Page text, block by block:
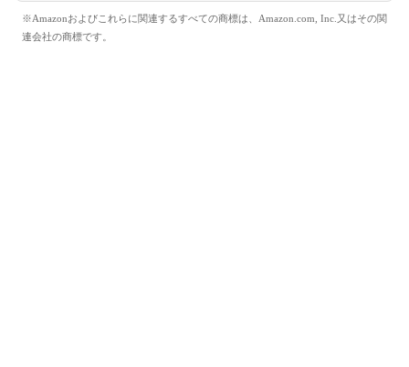
※Amazonおよびこれらに関連するすべての商標は、Amazon.com, Inc.又はその関
連会社の商標です。